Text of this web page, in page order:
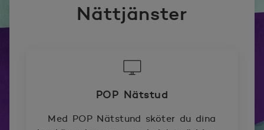
Nättjänster
POP Nätstud
Med POP Nätstund sköter du dina